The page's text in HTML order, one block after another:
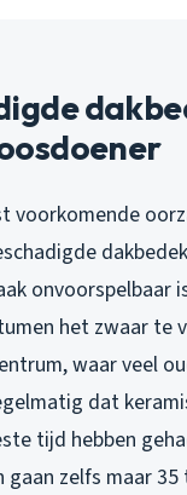
voorkomende
onvoorspelbaar
het zwaar te
waar veel
dat
tijd hebben
gaan zelfs maar